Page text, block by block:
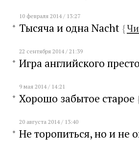
10 февраля 2014 / 13:27
Тысяча и одна Nacht {
22 сентября 2014 / 21:39
Игра английского
9 мая 2014 / 14:21
Хорошо забытое старое
20 августа 2014 / 13:40
Не торопиться, но и не